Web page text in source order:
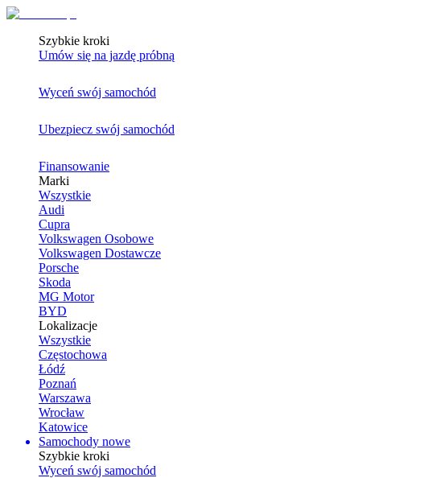
Szybkie kroki
Umów się na jazdę próbną
Wyceń swój samochód
Ubezpiecz swój samochód
Finansowanie
Marki
Wszystkie
Audi
Cupra
Volkswagen Osobowe
Volkswagen Dostawcze
Porsche
Skoda
MG Motor
BYD
Lokalizacje
Wszystkie
Częstochowa
Łódź
Poznań
Warszawa
Wrocław
Katowice
Samochody nowe
Szybkie kroki
Wyceń swój samochód